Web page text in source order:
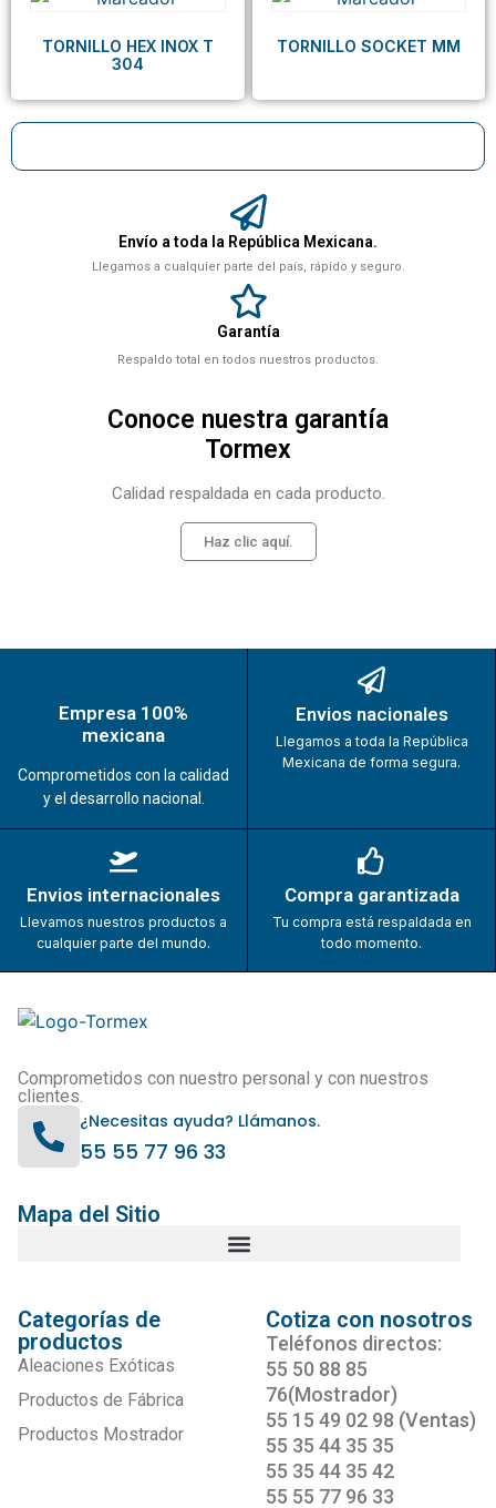
Envío a toda la República Mexicana.
Llegamos a cualquier parte del país, rápido y seguro.
Garantía
Respaldo total en todos nuestros productos.
Conoce nuestra garantía
Tormex
Calidad respaldada en cada producto.
Haz clic aquí.
TORNILLO HEX INOX T
304
TORNILLO SOCKET MM
Empresa 100%
mexicana
Comprometidos con la calidad
y el desarrollo nacional.
Envios nacionales
Llegamos a toda la República
Mexicana de forma segura.
Envios internacionales
Llevamos nuestros productos a
cualquier parte del mundo.
Compra garantizada
Tu compra está respaldada en
todo momento.
Comprometidos con nuestro personal y con nuestros
clientes.
¿Necesitas ayuda? Llámanos.
55 55 77 96 33
Mapa del Sitio
Categorías de
productos
Aleaciones Exóticas
Productos de Fábrica
Productos Mostrador
Cotiza con nosotros
Teléfonos directos:
55 50 88 85
76(Mostrador)
55 15 49 02 98 (Ventas)
55 35 44 35 35
55 35 44 35 42
55 55 77 96 33